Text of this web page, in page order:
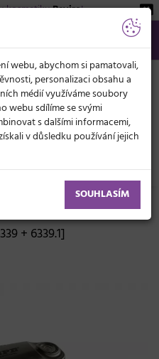
kosmetikuBeviro!
Kč
profesionální použití
na vlasy
+ 6339.1]
webu, abychom si pamatovali,
personalizaci obsahu a
médií využíváme soubory
webu sdílíme se svými
s dalšími informacemi,
v důsledku používání jejich
SOUHLASÍM